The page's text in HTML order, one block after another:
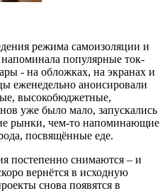
режима самоизоляции и
популярные ток-
- на обложках, на экранах и
еженедельно анонсировали
высокобюджетные,
уже было мало, запускались
рынки, чем-то напоминающие
посвящённые еде.
постепенно снимаются – и
вернётся в исходную
снова появятся в